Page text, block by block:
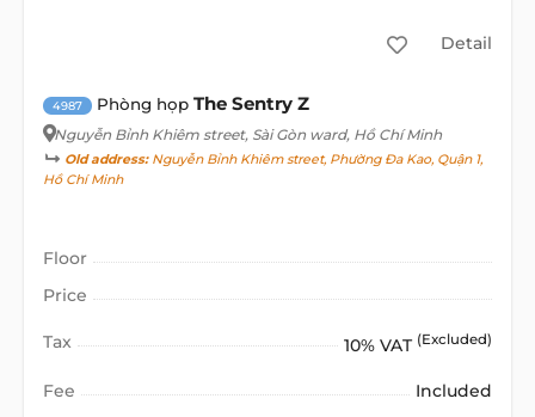
Detail
4987 Phòng họp The Sentry Z
Nguyễn Bỉnh Khiêm street, Sài Gòn ward, Hồ Chí Minh
Old address:Nguyễn Bỉnh Khiêm street, Phường Đa Kao, Quận 1,
Hồ Chí Minh
Floor
Price
Tax 10% VAT (Excluded)
Fee Included